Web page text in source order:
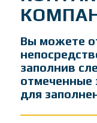
Вы можете
заполнив
отмеченные
для